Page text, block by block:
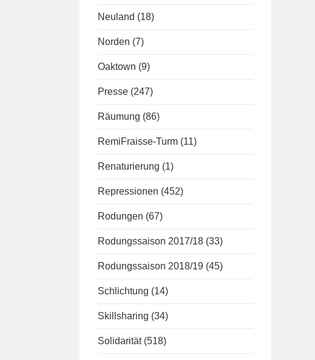
Neuland (18)
Norden (7)
Oaktown (9)
Presse (247)
Räumung (86)
RemiFraisse-Turm (11)
Renaturierung (1)
Repressionen (452)
Rodungen (67)
Rodungssaison 2017/18 (33)
Rodungssaison 2018/19 (45)
Schlichtung (14)
Skillsharing (34)
Solidarität (518)